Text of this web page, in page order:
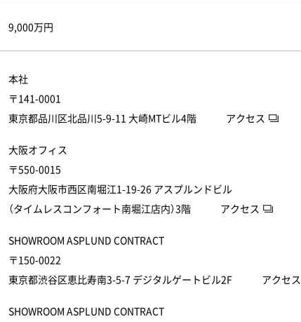
9,000万円
本社
〒141-0001
東京都品川区北品川5-9-11 大崎MTビル4階 アクセス
大阪オフィス
〒550-0015
大阪府大阪市西区南堀江1-19-26 アスプルンドビル
（タイムレスコンフォート南堀江店内）3階 アクセス
SHOWROOM ASPLUND CONTRACT
〒150-0022
東京都渋谷区恵比寿南3-5-7 デジタルゲートビル2F アクセス
SHOWROOM ASPLUND CONTRACT